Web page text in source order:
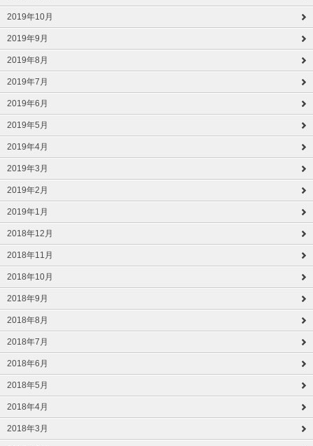
2019年10月
2019年9月
2019年8月
2019年7月
2019年6月
2019年5月
2019年4月
2019年3月
2019年2月
2019年1月
2018年12月
2018年11月
2018年10月
2018年9月
2018年8月
2018年7月
2018年6月
2018年5月
2018年4月
2018年3月